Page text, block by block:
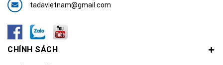
tadavietnam@gmail.com
CHÍNH SÁCH